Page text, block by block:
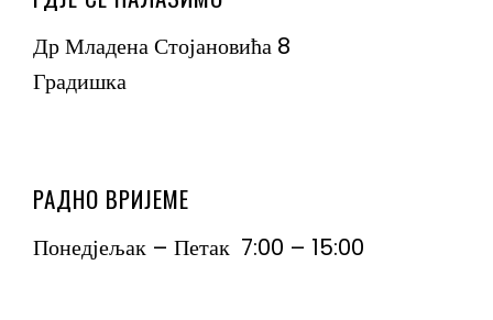
Др Младена Стојановића 8
Градишка
РАДНО ВРИЈЕМЕ
Понедјељак – Петак 7:00 – 15:00